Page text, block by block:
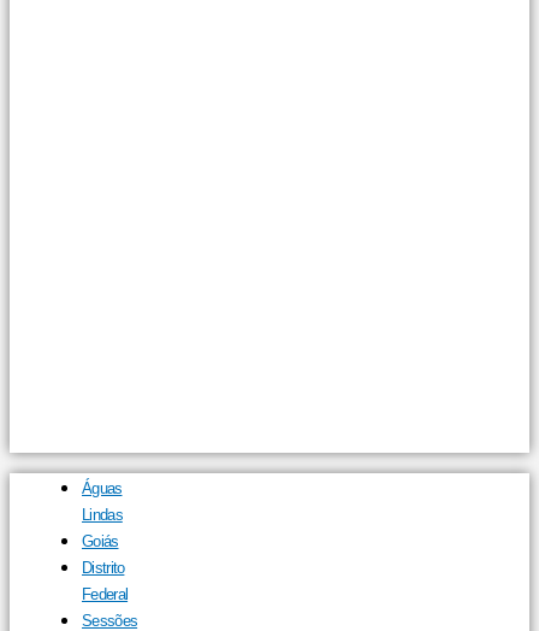
Águas
Lindas
Goiás
Distrito
Federal
Sessões